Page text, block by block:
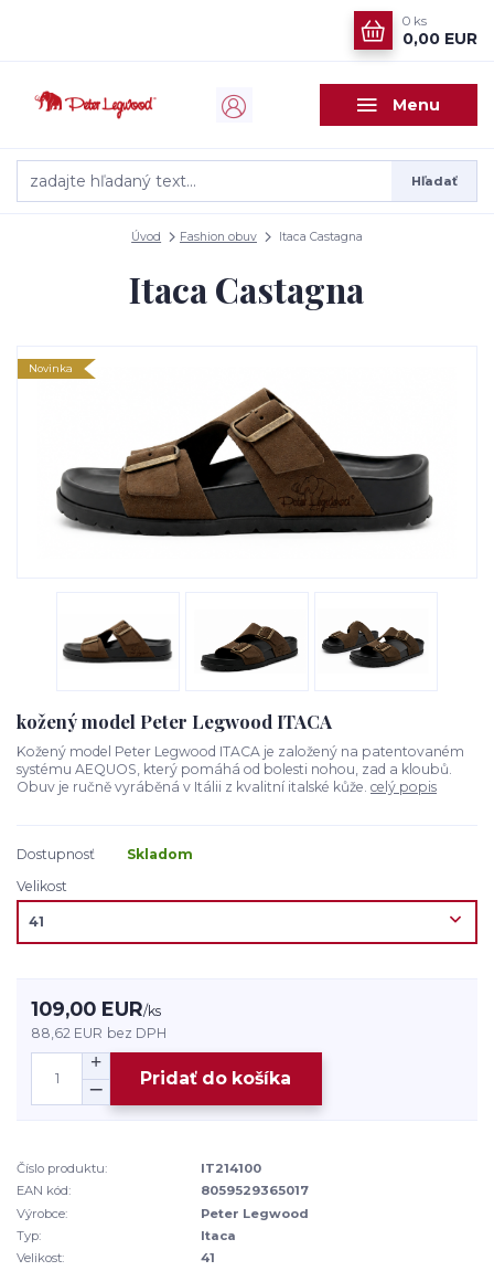
Menu
Hľadať
0 ks
0,00 EUR
Úvod Fashion obuv Itaca Castagna
Itaca Castagna
Novinka
kožený model Peter Legwood ITACA
Kožený model Peter Legwood ITACA je založený na patentovaném
systému AEQUOS, který pomáhá od bolesti nohou, zad a kloubů.
Obuv je ručně vyráběná v Itálii z kvalitní italské kůže. celý popis
Dostupnosť
Skladom
Velikost
109,00 EUR/ks
88,62 EUR bez DPH
Pridať do košíka
Číslo produktu:
IT214100
EAN kód:
8059529365017
Výrobce:
Peter Legwood
Typ:
Itaca
Velikost:
41